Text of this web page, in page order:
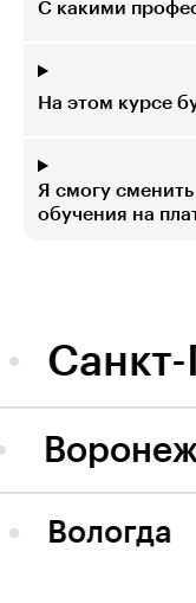
С какими
На этом курсе
Я смогу
обучения на
Вологда